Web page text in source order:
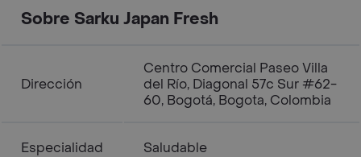
Sobre Sarku Japan Fresh
Dirección
Centro Comercial Paseo Villa
del Río, Diagonal 57c Sur #62-
60, Bogotá, Bogota, Colombia
Especialidad Saludable